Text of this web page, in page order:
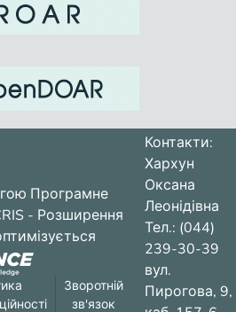
Програмне
- Розширення
Зворотній
зв'язок
Контакти:
Хархун
Оксана
Леонідівна
Тел.: (044)
239-30-39
вул.
Пирогова, 9,